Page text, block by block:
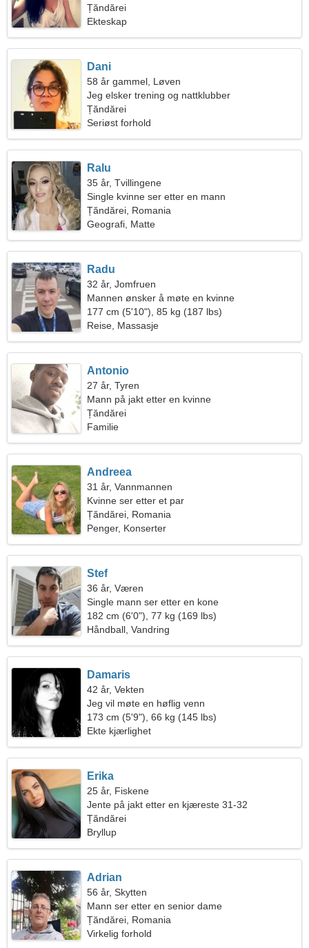
Țăndărei
Ekteskap
Dani
58 år gammel, Løven
Jeg elsker trening og nattklubber
Țăndărei
Seriøst forhold
Ralu
35 år, Tvillingene
Single kvinne ser etter en mann
Țăndărei, Romania
Geografi, Matte
Radu
32 år, Jomfruen
Mannen ønsker å møte en kvinne
177 cm (5'10"), 85 kg (187 lbs)
Reise, Massasje
Antonio
27 år, Tyren
Mann på jakt etter en kvinne
Țăndărei
Familie
Andreea
31 år, Vannmannen
Kvinne ser etter et par
Țăndărei, Romania
Penger, Konserter
Stef
36 år, Væren
Single mann ser etter en kone
182 cm (6'0"), 77 kg (169 lbs)
Håndball, Vandring
Damaris
42 år, Vekten
Jeg vil møte en høflig venn
173 cm (5'9"), 66 kg (145 lbs)
Ekte kjærlighet
Erika
25 år, Fiskene
Jente på jakt etter en kjæreste 31-32
Țăndărei
Bryllup
Adrian
56 år, Skytten
Mann ser etter en senior dame
Țăndărei, Romania
Virkelig forhold